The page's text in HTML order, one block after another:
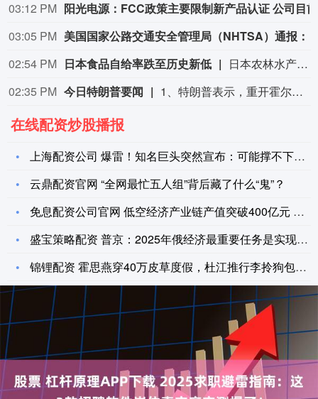
03:12 PM
03:05 PM
02:54 PM 日本食品自给率跌至历史新低
日本农林水产省8月7日公布的数据显示，2025财年，即2025年4月至2026年3月，按热量计算的日本食品自给率下降1个百分点至37%，为历史最低水平。日本食品自给率是指国内生产的食品占国内食品总供给的比例。日本农林水产省表示，大米消费减少是食品自给率下降的重要原因。日本大米消费长期以来主要依靠本国供应，是日本食品自给率的重要支撑。米价上涨导致居民大米消费减少，国产大米提供的热量随之减少，显著拉低日本整体食品自给率。（CCTV国际时讯）
02:35 PM 今日特朗普要闻 1、特朗普表示，重开霍尔木兹海峡的谈判正在推进，尽管伊朗议员正在考虑对与美国和以色列相关的船只实施限制。 2、特朗普：（关于人工智能）这可能比石油还要重要。谁赢得人工智能，谁就赢得一切。就是如此重要。人工智能比互联网大很多倍。 3、报道称，美国总统特朗普近日在一次私下会晤中表示，他希望副总统万斯能够赢得2028年总统大选。 4、美国总统特朗普当地时间8月7日宣布，联邦政府将向多个关键矿产和电池项目投资30亿美元，旨在增加美国国内产量，并以此推动国家安全与产业政策。 5、美国总统特朗普6日否认他对国防部长赫格塞思不满，称对赫格塞思所做的工作“非常满意”。 6、白宫本周致信库克称，特朗普“正在考虑”解除其职务，并要求她在三周内回应有关抵押贷款欺诈的指控。 7、特朗普媒体集团退出与Crypto.com的两项交易。 8、当地时间8月6日，有记者在采访美国总统特朗普时提出，如果民主党人在中期选举后控制国会众议院，可能会再次试图弹劾他，特朗普表示，“很多人说我是有史以来最伟大的总统之一”。
在线配资炒股播报
上海配资公司 爆雷！知名巨头突然宣布：可能撑不下去了
云鼎配资官网 “全网最忙五人组”背后藏了什么“鬼”？
免息配资公司官网 低空经济产业链产值突破400亿元 苏州加速
盛宝策略配资 普京：2025年俄经济最重要任务是实现平衡增长
锦锂配资 霍思燕穿40万皮草度假，杜江推行李拎狗包当“专属助